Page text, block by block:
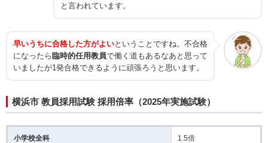
と言われています。
早いうちに合格した方がよいということですね。不合格
になったら臨時的任用教員で働く道もあるなあと思って
いましたが1発合格できるように頑張ろうと思います。
横浜市 教員採用試験 採用倍率（2025年実施試験）
小学校全科 1.5倍